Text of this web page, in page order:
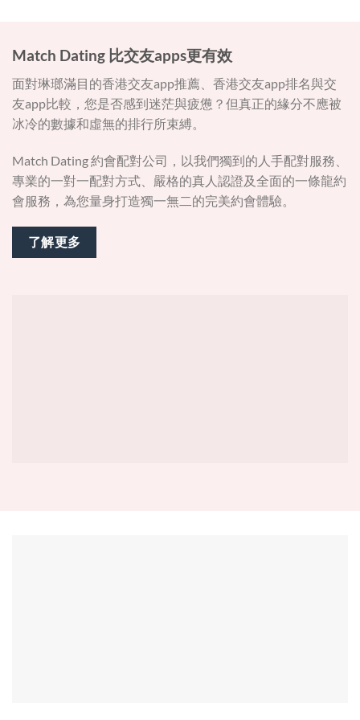
Match Dating 比交友apps更有效
面對琳瑯滿目的香港交友app推薦、香港交友app排名與交
友app比較，您是否感到迷茫與疲憊？但真正的緣分不應被
冰冷的數據和虛無的排行所束縛。
Match Dating 約會配對公司，以我們獨到的人手配對服務、
專業的一對一配對方式、嚴格的真人認證及全面的一條龍約
會服務，為您量身打造獨一無二的完美約會體驗。
了解更多